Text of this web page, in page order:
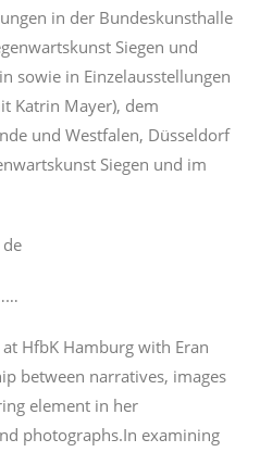
in der Bundeskunsthalle
Siegen und
sowie in Einzelausstellungen
Katrin Mayer), dem
und Westfalen, Düsseldorf
Siegen und im
HfbK Hamburg with Eran
between narratives, images
element in her
photographs.In examining